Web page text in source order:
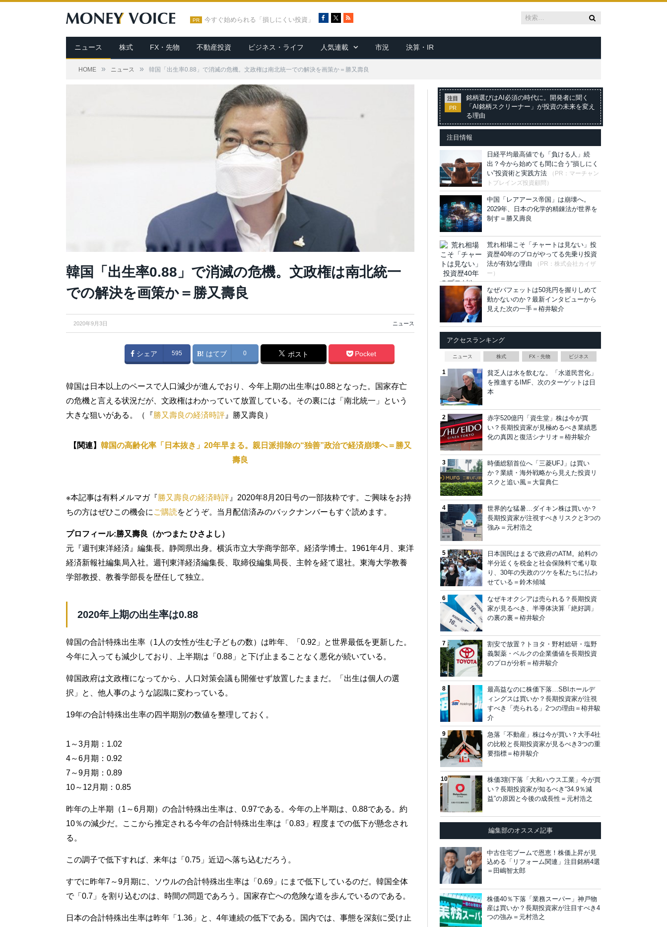
PR 今すぐ始められる「損しにくい投資」
c
e
b
o
R
S
ニュース 株式 FX・先物 不動産投資 ビジネス・ライフ 人気連載 市況 決算・IR
HOME » ニュース » 韓国「出生率0.88」で消滅の危機。文政権は南北統一での解決を画策か＝勝又壽良
韓国「出生率0.88」で消滅の危機。文政権は南北統一
での解決を画策か＝勝又壽良
2020年9月3日 ニュース
シェア 595 はてブ 0 ポスト Pocket
韓国は日本以上のペースで人口減少が進んでおり、今年上期の出生率は0.88となった。国家存亡
の危機と言える状況だが、文政権はわかっていて放置している。その裏には「南北統一」という
大きな狙いがある。（『勝又壽良の経済時評 』勝又壽良）
【関連】 韓国の高齢化率「日本抜き」20年早まる。親日派排除の“独善”政治で経済崩壊へ＝勝又
壽良
※本記事は有料メルマガ『勝又壽良の経済時評 』2020年8月20日号の一部抜粋です。ご興味をお持
ちの方はぜひこの機会に ご購読をどうぞ。当月配信済みのバックナンバーもすぐ読めます。
プロフィール:勝又壽良（かつまた ひさよし）
元『週刊東洋経済』編集長。静岡県出身。横浜市立大学商学部卒。経済学博士。1961年4月、東洋
経済新報社編集局入社。週刊東洋経済編集長、取締役編集局長、主幹を経て退社。東海大学教養
学部教授、教養学部長を歴任して独立。
2020年上期の出生率は0.88
韓国の合計特殊出生率（1人の女性が生む子どもの数）は昨年、「0.92」と世界最低を更新した。
今年に入っても減少しており、上半期は「0.88」と下げ止まることなく悪化が続いている。
韓国政府は文政権になってから、人口対策会議も開催せず放置したままだ。「出生は個人の選
択」と、他人事のような認識に変わっている。
19年の合計特殊出生率の四半期別の数値を整理しておく。
1～3月期：1.02
4～6月期：0.92
7～9月期：0.89
10～12月期：0.85
昨年の上半期（1～6月期）の合計特殊出生率は、0.97である。今年の上半期は、0.88である。約
10％の減少だ。ここから推定される今年の合計特殊出生率は「0.83」程度までの低下が懸念され
る。
この調子で低下すれば、来年は「0.75」近辺へ落ち込むだろう。
すでに昨年7～9月期に、ソウルの合計特殊出生率は「0.69」にまで低下しているのだ。韓国全体
で「0.7」を割り込むのは、時間の問題であろう。国家存亡への危険な道を歩んでいるのである。
日本の合計特殊出生率は昨年「1.36」と、4年連続の低下である。国内では、事態を深刻に受け止
注目
PR
銘柄選びはAI必須の時代に。開発者に聞く
「AI銘柄スクリーナー」が投資の未来を変え
る理由
注目情報
日経平均最高値でも「負ける人」続
出？今から始めても間に合う“損しにく
い”投資術と実践方法
（PR：マーチャン
トブレインズ投資顧問）
中国「レアアース帝国」は崩壊へ。
2029年、日本の化学的精錬法が世界を
制す＝勝又壽良
荒れ相場こそ「チャートは見ない」投
資歴40年のプロがやってる先乗り投資
法が有効な理由
（PR：株式会社カイザ
ー）
なぜバフェットは50兆円を握りしめて
動かないのか？最新インタビューから
見えた次の一手＝栫井駿介
アクセスランキング
ニュース 株式 FX・先物 ビジネス
貧乏人は水を飲むな。「水道民営化」
を推進するIMF、次のターゲットは日
本
赤字520億円「資生堂」株は今が買
い？長期投資家が見極めるべき業績悪
化の真因と復活シナリオ＝栫井駿介
時価総額首位へ「三菱UFJ」は買い
か？業績・海外戦略から見えた投資リ
スクと追い風＝大畠典仁
世界的な猛暑…ダイキン株は買いか？
長期投資家が注視すべきリスクと3つの
強み＝元村浩之
日本国民はまるで政府のATM。給料の
半分近くを税金と社会保険料で毟り取
り、30年の失政のツケを私たちに払わ
せている＝鈴木傾城
なぜキオクシアは売られる？長期投資
家が見るべき、半導体決算「絶好調」
の裏の裏＝栫井駿介
割安で放置？トヨタ・野村総研・塩野
義製薬・ベルクの企業価値を長期投資
のプロが分析＝栫井駿介
最高益なのに株価下落…SBIホールデ
ィングスは買いか？長期投資家が注視
すべき「売られる」2つの理由＝栫井駿
介
急落「不動産」株は今が買い？大手4社
の比較と長期投資家が見るべき3つの重
要指標＝栫井駿介
株価3割下落「大和ハウス工業」今が買
い？長期投資家が知るべき“34.9％減
益”の原因と今後の成長性＝元村浩之
編集部のオススメ記事
中古住宅ブームで恩恵！株価上昇が見
込める「リフォーム関連」注目銘柄4選
＝田嶋智太郎
株価40％下落「業務スーパー」神戸物
産は買いか？長期投資家が注目すべき4
つの強み＝元村浩之